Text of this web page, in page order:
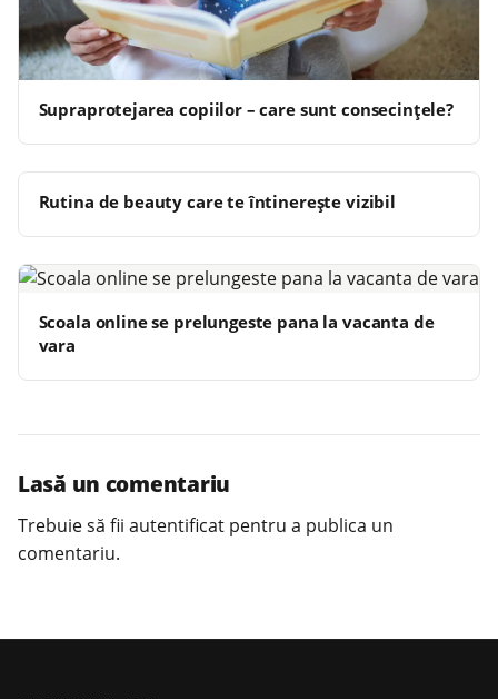
Supraprotejarea copiilor – care sunt consecințele?
Rutina de beauty care te întinerește vizibil
Scoala online se prelungeste pana la vacanta de
vara
Lasă un comentariu
Trebuie să fii autentificat pentru a publica un
comentariu.